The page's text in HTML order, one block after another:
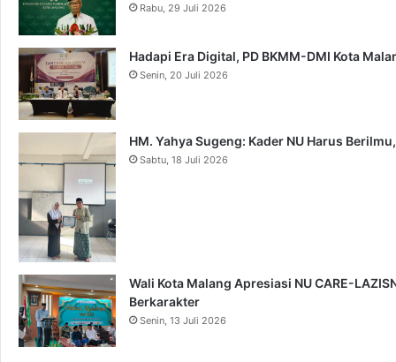
Rabu, 29 Juli 2026
Hadapi Era Digital, PD BKMM-DMI Kota
Senin, 20 Juli 2026
HM. Yahya Sugeng: Kader NU Harus
Sabtu, 18 Juli 2026
Wali Kota Malang Apresiasi NU CARE-
Berkarakter
Senin, 13 Juli 2026